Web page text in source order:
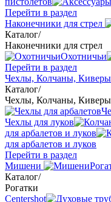
Перейти в раздел
Наконечники для стрел
Каталог/
Наконечники для стрел
Охотничьи
Перейти в раздел
Чехлы, Колчаны, Киверы
Каталог/
Чехлы, Колчаны, Киверы
Чехлы для луков
для арбалетов и луков
для арбалетов и луков
Перейти в раздел
Мишени
Каталог/
Рогатки
Centershot